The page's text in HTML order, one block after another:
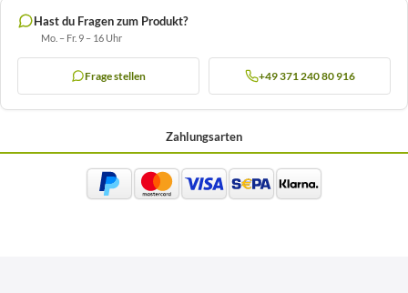
Hast du Fragen zum Produkt?
Mo. – Fr. 9 – 16 Uhr
Frage stellen +49 371 240 80 916
Zahlungsarten